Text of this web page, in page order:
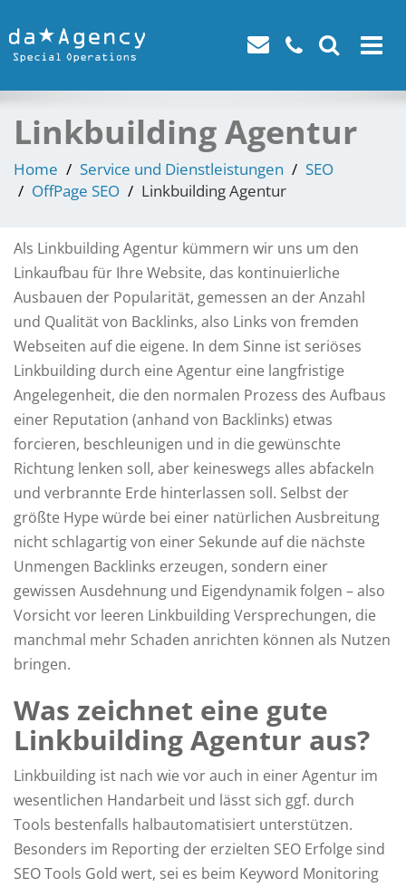
Toggle
Linkbuilding Agentur
Home Service und Dienstleistungen
SEO
OffPage SEO
Linkbuilding Agentur
Als Linkbuilding Agentur kümmern wir uns um den
Linkaufbau für Ihre Website, das kontinuierliche
Ausbauen der Popularität, gemessen an der Anzahl
und Qualität von Backlinks, also Links von fremden
Webseiten auf die eigene. In dem Sinne ist seriöses
Linkbuilding durch eine Agentur eine langfristige
Angelegenheit, die den normalen Prozess des Aufbaus
einer Reputation (anhand von Backlinks) etwas
forcieren, beschleunigen und in die gewünschte
Richtung lenken soll, aber keineswegs alles abfackeln
und verbrannte Erde hinterlassen soll. Selbst der
größte Hype würde bei einer natürlichen Ausbreitung
nicht schlagartig von einer Sekunde auf die nächste
Unmengen Backlinks erzeugen, sondern einer
gewissen Ausdehnung und Eigendynamik folgen – also
Vorsicht vor leeren Linkbuilding Versprechungen, die
manchmal mehr Schaden anrichten können als Nutzen
bringen.
Was zeichnet eine gute
Linkbuilding Agentur aus?
Linkbuilding ist nach wie vor auch in einer Agentur im
wesentlichen Handarbeit und lässt sich ggf. durch
Tools bestenfalls halbautomatisiert unterstützen.
Besonders im Reporting der erzielten SEO Erfolge sind
SEO Tools Gold wert, sei es beim Keyword Monitoring